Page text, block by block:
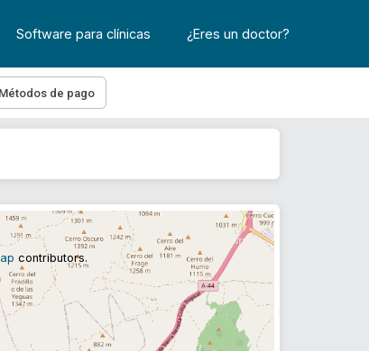
Software para clínicas ¿Eres un doctor?
Métodos de pago
contributors.